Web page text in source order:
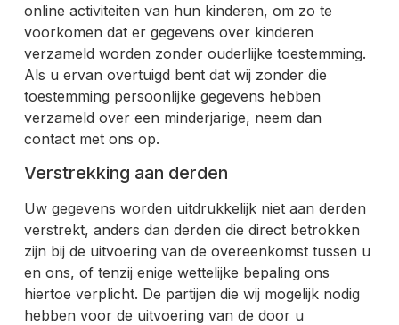
online activiteiten van hun kinderen, om zo te
voorkomen dat er gegevens over kinderen
verzameld worden zonder ouderlijke toestemming.
Als u ervan overtuigd bent dat wij zonder die
toestemming persoonlijke gegevens hebben
verzameld over een minderjarige, neem dan
contact met ons op.
Verstrekking aan derden
Uw gegevens worden uitdrukkelijk niet aan derden
verstrekt, anders dan derden die direct betrokken
zijn bij de uitvoering van de overeenkomst tussen u
en ons, of tenzij enige wettelijke bepaling ons
hiertoe verplicht. De partijen die wij mogelijk nodig
hebben voor de uitvoering van de door u